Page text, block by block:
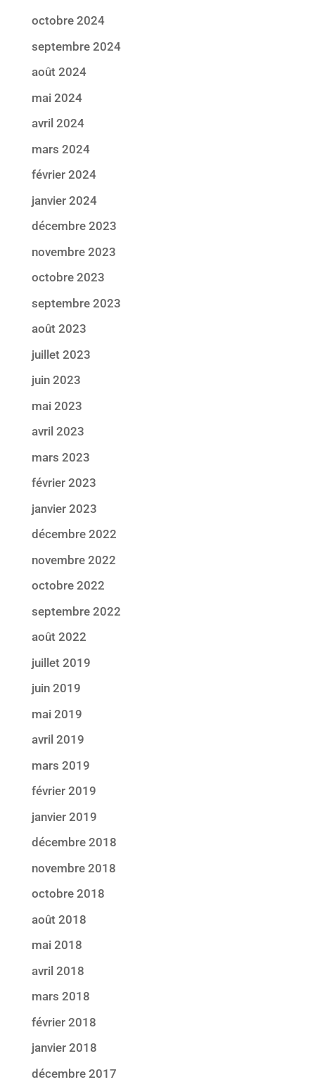
octobre 2024
septembre 2024
août 2024
mai 2024
avril 2024
mars 2024
février 2024
janvier 2024
décembre 2023
novembre 2023
octobre 2023
septembre 2023
août 2023
juillet 2023
juin 2023
mai 2023
avril 2023
mars 2023
février 2023
janvier 2023
décembre 2022
novembre 2022
octobre 2022
septembre 2022
août 2022
juillet 2019
juin 2019
mai 2019
avril 2019
mars 2019
février 2019
janvier 2019
décembre 2018
novembre 2018
octobre 2018
août 2018
mai 2018
avril 2018
mars 2018
février 2018
janvier 2018
décembre 2017